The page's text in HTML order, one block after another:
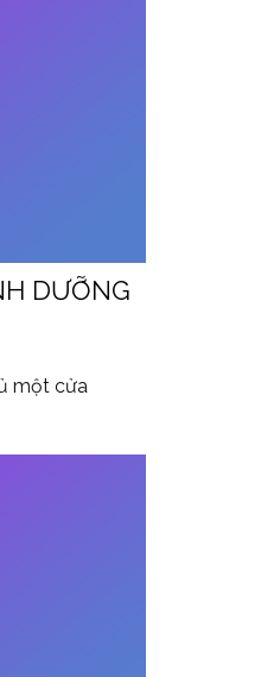
DƯỠNG
một cửa